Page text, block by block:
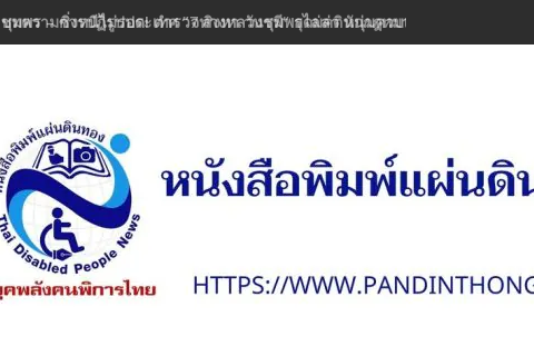
ชุมพร – ซิ่งหนีไม่รอด! ตำรวจทางหลวงชุมพรไล่ล่า หนุ่มควบเวฟแต่งซิ่งพุ่งชนเ